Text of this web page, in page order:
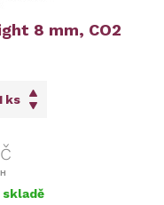
8 mm, CO2
ks
skladě